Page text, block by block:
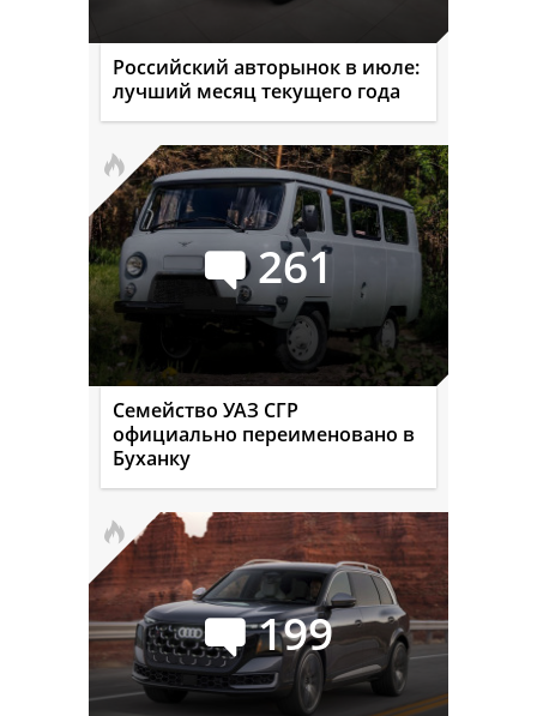
Российский авторынок в июле:
лучший месяц текущего года
261
Семейство УАЗ СГР
официально переименовано в
Буханку
199